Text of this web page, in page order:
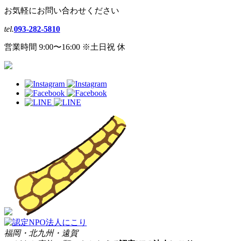
お気軽にお問い合わせください
tel.093-282-5810
営業時間 9:00〜16:00 ※土日祝 休
福岡・北九州・遠賀